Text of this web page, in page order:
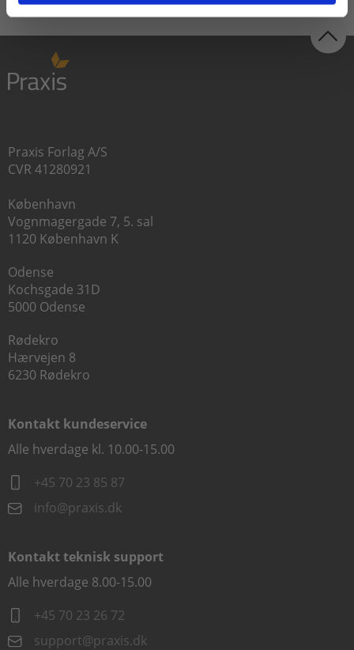
Praxis Forlag A/S
CVR 41280921
København
Vognmagergade 7, 5. sal
1120 København K
Odense
Kochsgade 31D
5000 Odense
Rødekro
Hærvejen 8
6230 Rødekro
Kontakt kundeservice
Alle hverdage kl. 10.00-15.00
+45 70 23 85 87
info@praxis.dk
Kontakt teknisk support
Alle hverdage 8.00-15.00
+45 70 23 26 72
support@praxis.dk